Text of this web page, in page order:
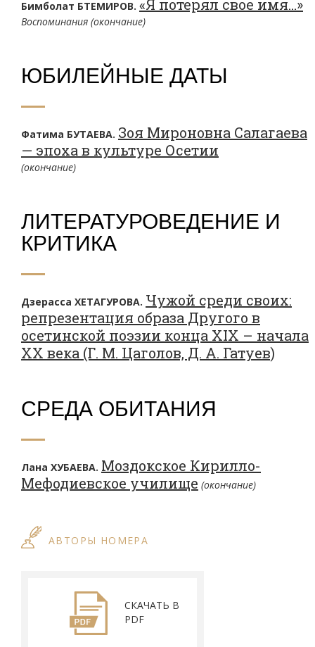
Бимболат БТЕМИРОВ. «Я потерял свое имя…»
Воспоминания (окончание)
ЮБИЛЕЙНЫЕ ДАТЫ
Фатима БУТАЕВА. Зоя Мироновна Салагаева
— эпоха в культуре Осетии
(окончаниe)
ЛИТЕРАТУРОВЕДЕНИЕ И
КРИТИКА
Дзерасса ХЕТАГУРОВА. Чужой среди своих:
репрезентация образа Другого в
осетинской поэзии конца XIX – начала
ХХ века (Г. М. Цаголов, Д. А. Гатуев)
СРЕДА ОБИТАНИЯ
Лана ХУБАЕВА. Моздокское Кирилло-
Мефодиевское училище (окончание)
АВТОРЫ НОМЕРА
СКАЧАТЬ В
PDF